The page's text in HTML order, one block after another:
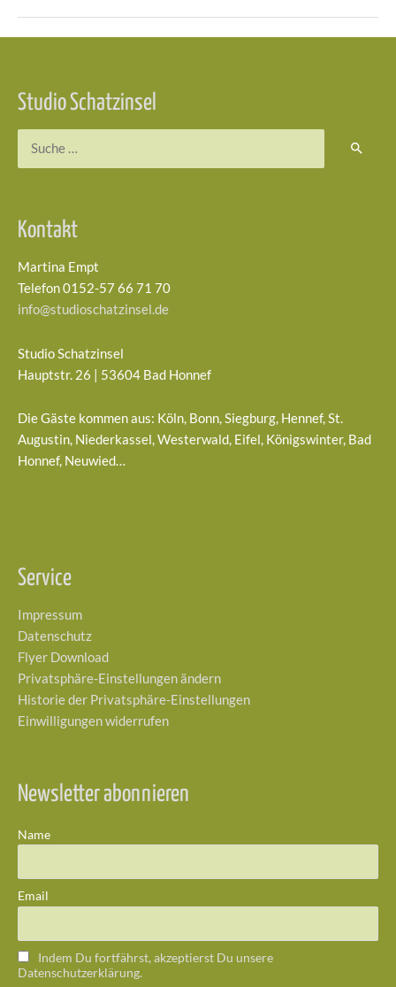
Studio Schatzinsel
Kontakt
Martina Empt
Telefon 0152-57 66 71 70
info@studioschatzinsel.de
Studio Schatzinsel
Hauptstr. 26 | 53604 Bad Honnef
Die Gäste kommen aus: Köln, Bonn, Siegburg, Hennef, St.
Augustin, Niederkassel, Westerwald, Eifel, Königswinter, Bad
Honnef, Neuwied…
Service
Impressum
Datenschutz
Flyer Download
Privatsphäre-Einstellungen ändern
Historie der Privatsphäre-Einstellungen
Einwilligungen widerrufen
Newsletter abonnieren
Name
Email
Indem Du fortfährst, akzeptierst Du unsere
Datenschutzerklärung.